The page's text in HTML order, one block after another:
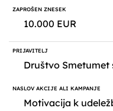
10.000 EUR
Društvo Smetumet
Motivacija k